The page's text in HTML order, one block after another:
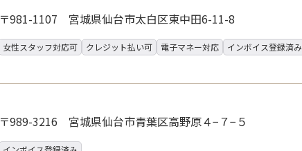
〒981-1107 宮城県仙台市太白区東中田6-11-8
女性スタッフ対応可 クレジット払い可 電子マネー対応 インボイス登録済み
〒989-3216 宮城県仙台市青葉区高野原４−７−５